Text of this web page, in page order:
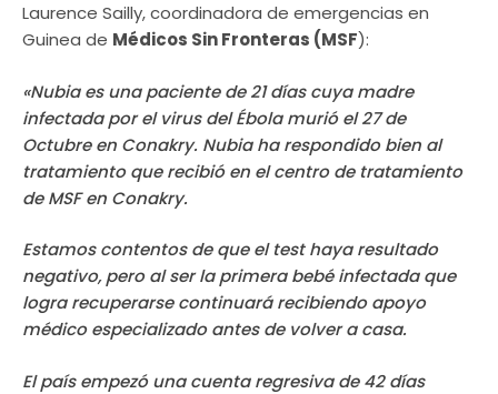
Laurence Sailly, coordinadora de emergencias en
Guinea de Médicos Sin Fronteras (MSF):
«Nubia es una paciente de 21 días cuya madre
infectada por el virus del Ébola murió el 27 de
Octubre en Conakry. Nubia ha respondido bien al
tratamiento que recibió en el centro de tratamiento
de MSF en Conakry.
Estamos contentos de que el test haya resultado
negativo, pero al ser la primera bebé infectada que
logra recuperarse continuará recibiendo apoyo
médico especializado antes de volver a casa.
El país empezó una cuenta regresiva de 42 días